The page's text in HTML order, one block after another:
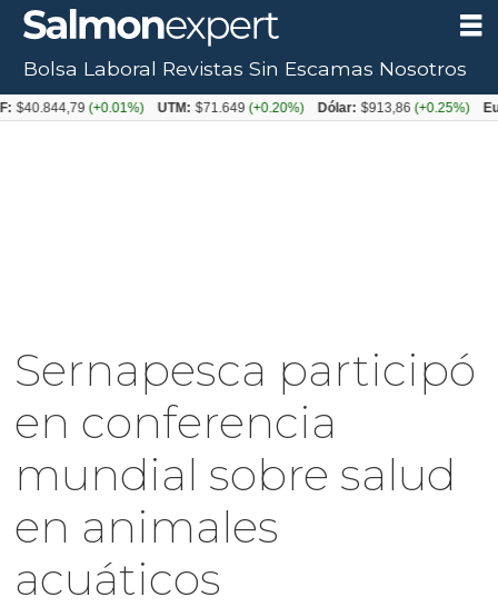
Sernapesca participó
en conferencia
mundial sobre salud
en animales
acuáticos
Bolsa Laboral Revistas Sin Escamas Nosotros
(+0.01%) UTM: $71.649(+0.20%) Dólar: $913,86(+0.25%) Euro: